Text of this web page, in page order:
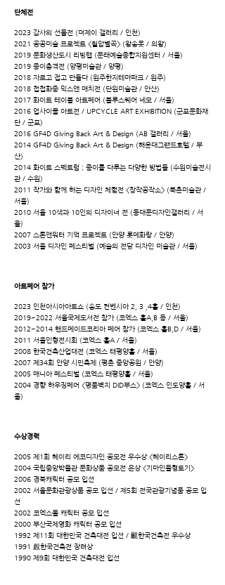
단체전
2023 감사의 선물전 (더제이 갤러리 / 인천)
2021 공공미술 프로젝트 <월암별곡> (왕송못 / 의왕)
2019 문화생산도시 리빙랩 (문래예술종합지원센터 / 서울)
2019 종이충격전 (양평미술관 / 양평)
2018 자르고 접고 만들다 (원주한지테마파크 / 원주)
2018 첩첩화중 믹스앤 매치전 (단원미술관 / 안산)
2017 화이트 테이블 아트페어 (블루스퀘어 네모 / 서울)
2016 업사이클 아트전 / UPCYCLE ART EXHIBITION (군포문화재
단 / 군포)
2016 GF4D Giving Back Art & Design (AB 갤러리 / 서울)
2014 GF4D Giving Back Art & Design (해운대그랜드호텔 / 부
산)
2014 화이트 스펙트럼 ; 종이를 다루는 다양한 방법들 (수원미술전시
관 / 수원)
2011 작가와 함께 하는 디자인 체험전 <창작공작소> (북촌미술관 /
서울)
2010 서울 10색과 10인의 디자이너 전 (동대문디자인갤러리 / 서
울)
2007 스톤앤워터 기억 프로젝트 (안양 롯데화랑 / 안양)
2003 서울 디자인 페스티벌 (예술의 전당 디자인 미술관 / 서울)
아트페어 참가
2023 인천아시아아트쇼 (송도 컨벤시아 2, 3 ,4홀 / 인천)
2019~2022 서울국제도서전 참가 (코엑스 홀A,B 등 / 서울)
2012~2014 핸드메이드코리아 페어 참가 (코엑스 홀B,D / 서울)
2011 서울인형전시회 (코엑스 홀A / 서울)
2008 한국건축산업대전 (코엑스 태평양홀 / 서울)
2007 제34회 안양 시민축제 (평촌 중앙공원 / 안양)
2005 매니아 페스티벌 (코엑스 태평양홀 / 서울)
2004 경향 하우징페어 <명품벽지 DID부스> (코엑스 인도양홀 / 서
울)
수상경력
2005 제1회 헤이리 에코디자인 공모전 우수상 <헤이리스톤>
2004 국립중앙박물관 문화상품 공모전 은상 <기마인물형토기>
2006 경북캐릭터 공모 입선
2002 서울문화관광상품 공모 입선 / 제5회 전국관광기념품 공모 입
선
2002 코엑스몰 캐릭터 공모 입선
2000 부산국제영화 캐릭터 공모 입선
1992 제11회 대한민국 건축대전 입선 / 覼한국건축전 우수상
1991 覻한국건축전 장려상
1990 제9회 대한민국 건축대전 입선